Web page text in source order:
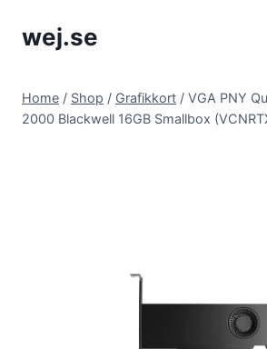
wej.se
Home / Shop / Grafikkort / VGA PNY
2000 Blackwell 16GB Smallbox